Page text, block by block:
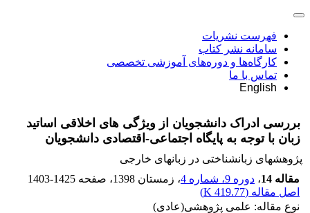
فهرست نشریات
سامانه نشر کتاب
کارگاه‌ها و دوره‌های آموزشی تخصصی
تماس با ما
English
بررسی ادراک دانشجویان از ویژگی های اخلاقی اساتید
زبان با توجه به پایگاه اجتماعی-اقتصادی دانشجویان
پژوهشهای زبانشناختی در زبانهای خارجی
مقاله 14
، دوره 9، شماره 4 ، زمستان 1398 ، صفحه 1403-1425
اصل مقاله (419.77 K
)
نوع مقاله: علمی پژوهشی(عادی)